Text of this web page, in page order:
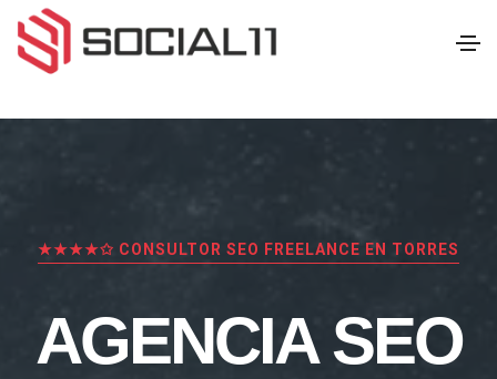
★★★★✩ CONSULTOR SEO FREELANCE EN TORRES
AGENCIA SEO